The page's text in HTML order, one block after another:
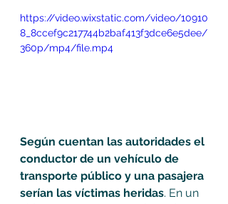
https://video.wixstatic.com/video/10910
8_8ccef9c217744b2baf413f3dce6e5dee/
360p/mp4/file.mp4
Según cuentan las autoridades el
conductor de un vehículo de
transporte público y una pasajera
serían las víctimas heridas. En un